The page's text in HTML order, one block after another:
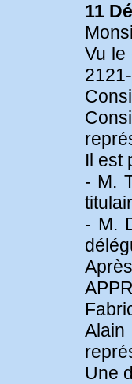
11
Vu le
Il est
- M.
- M.
Une